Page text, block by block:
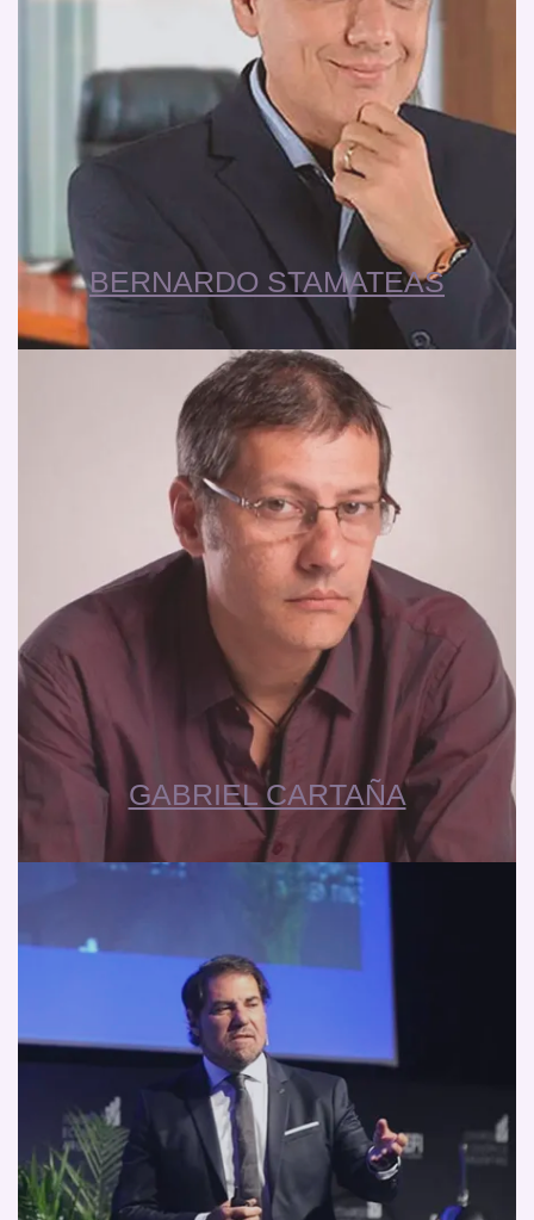
BERNARDO STAMATEAS
GABRIEL CARTAÑA